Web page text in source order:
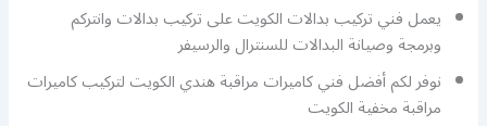
يعمل فني تركيب بدالات الكويت على تركيب بدالات وانتركم
وبرمجة وصيانة البدالات للسنترال والرسيفر
نوفر لكم أفضل فني كاميرات مراقبة هندي الكويت لتركيب كاميرات
مراقبة مخفية الكويت